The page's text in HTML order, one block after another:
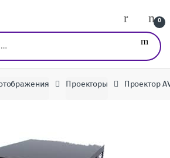
0
Проекторы Проектор